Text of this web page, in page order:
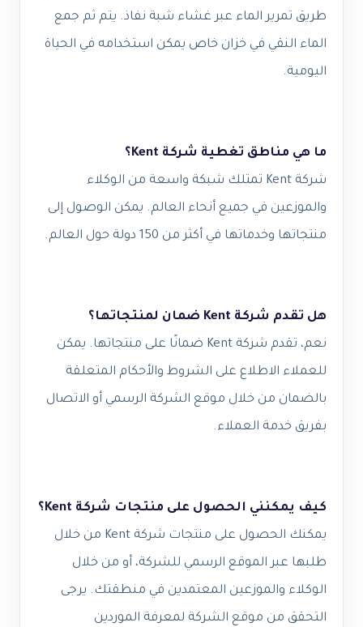
طريق تمرير الماء عبر غشاء شبة نفاذ. يتم ثم جمع
الماء النقي في خزان خاص يمكن استخدامه في الحياة
اليومية.
ما هي مناطق تغطية شركة Kent؟
شركة Kent تمتلك شبكة واسعة من الوكلاء
والموزعين في جميع أنحاء العالم. يمكن الوصول إلى
منتجاتها وخدماتها في أكثر من 150 دولة حول العالم.
هل تقدم شركة Kent ضمان لمنتجاتها؟
نعم، تقدم شركة Kent ضمانًا على منتجاتها. يمكن
للعملاء الاطلاع على الشروط والأحكام المتعلقة
بالضمان من خلال موقع الشركة الرسمي أو الاتصال
بفريق خدمة العملاء.
كيف يمكنني الحصول على منتجات شركة Kent؟
يمكنك الحصول على منتجات شركة Kent من خلال
طلبها عبر الموقع الرسمي للشركة، أو من خلال
الوكلاء والموزعين المعتمدين في منطقتك. يرجى
التحقق من موقع الشركة لمعرفة الموردين